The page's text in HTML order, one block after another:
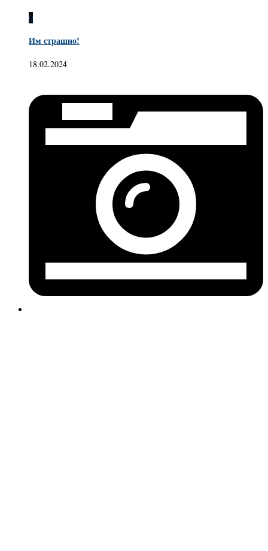
0
Им страшно!
18.02.2024